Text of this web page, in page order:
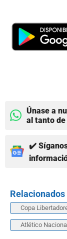
Únase a
al tanto
✔️
Relacionados
Copa
Atlético